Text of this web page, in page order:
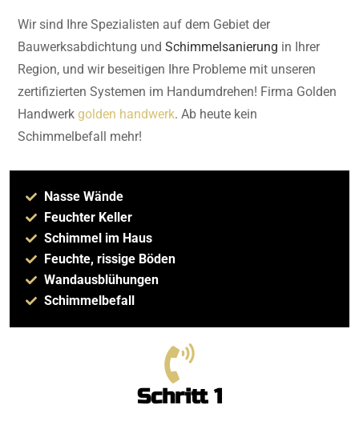
Wir sind Ihre Spezialisten auf dem Gebiet der
Bauwerksabdichtung und Schimmelsanierung in Ihrer
Region, und wir beseitigen Ihre Probleme mit unseren
zertifizierten Systemen im Handumdrehen! Firma Golden
Handwerk golden handwerk. Ab heute kein
Schimmelbefall mehr!
Nasse Wände
Feuchter Keller
Schimmel im Haus
Feuchte, rissige Böden
Wandausblühungen
Schimmelbefall
Schritt 1